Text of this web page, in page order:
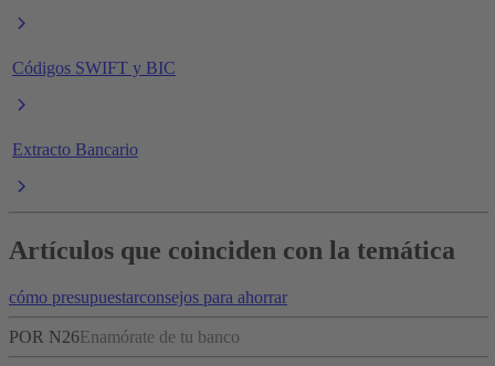
Códigos SWIFT y BIC
Extracto Bancario
Artículos que coinciden con la temática
cómo presupuestarconsejos para ahorrar
POR N26Enamórate de tu banco